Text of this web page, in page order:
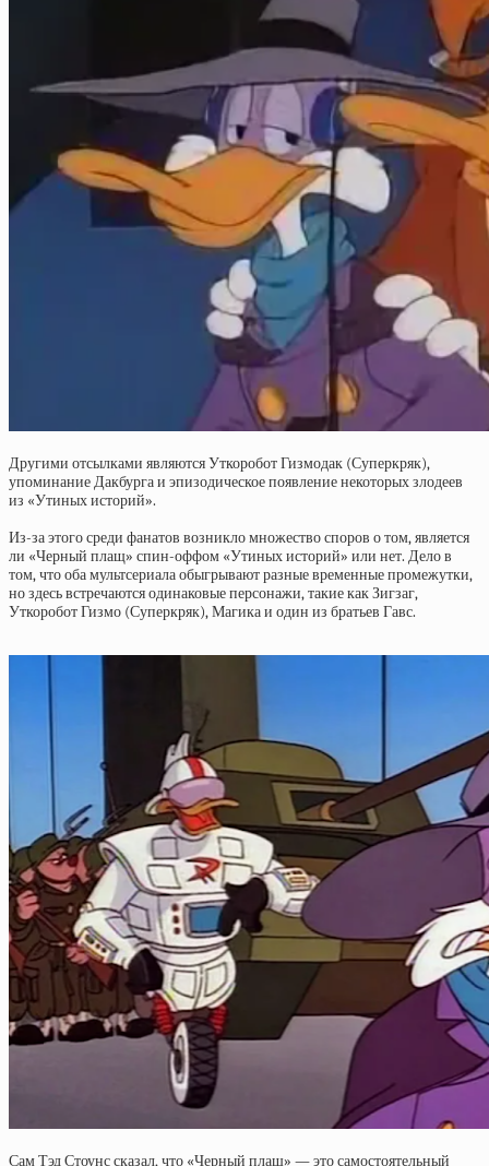
Другими отсылками являются Уткоробот Гизмодак (Суперкряк),
упоминание Дакбурга и эпизодическое появление некоторых злодеев
из «Утиных историй».
Из-за этого среди фанатов возникло множество споров о том, является
ли «Черный плащ» спин-оффом «Утиных историй» или нет. Дело в
том, что оба мультсериала обыгрывают разные временные промежутки,
но здесь встречаются одинаковые персонажи, такие как Зигзаг,
Уткоробот Гизмо (Суперкряк), Магика и один из братьев Гавс.
Сам Тэд Стоунс сказал, что «Черный плащ» — это самостоятельный